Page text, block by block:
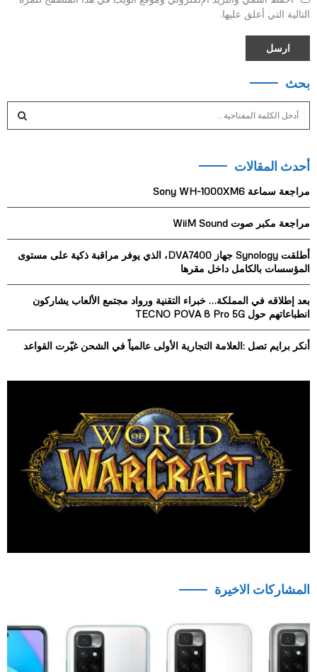
التالية التي أعلق عليها.
بحث
c
f
r
:
C
H
أحدث المقالات
مراجعة سماعة Sony WH-1000XM6
مراجعة مكبر صوت WiiM Sound
أطلقت Synology جهاز DVA7400، الذي يوفر مراقبة ذكية على مستوى
المؤسسات بالكامل داخل مقرها
بعد إطلاقه في المملكة… خبراء التقنية ورواد مجتمع الألعاب يشاركون
انطباعاتهم حول TECNO POVA 8 Pro 5G
أنكر برايم تصل :العلامة التجارية الأولى عالمياً في الشحن غيّرت القواعد
المشاركات الاخيرة